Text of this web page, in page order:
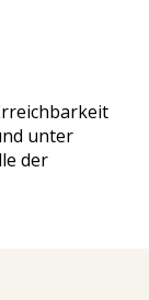
unter
der